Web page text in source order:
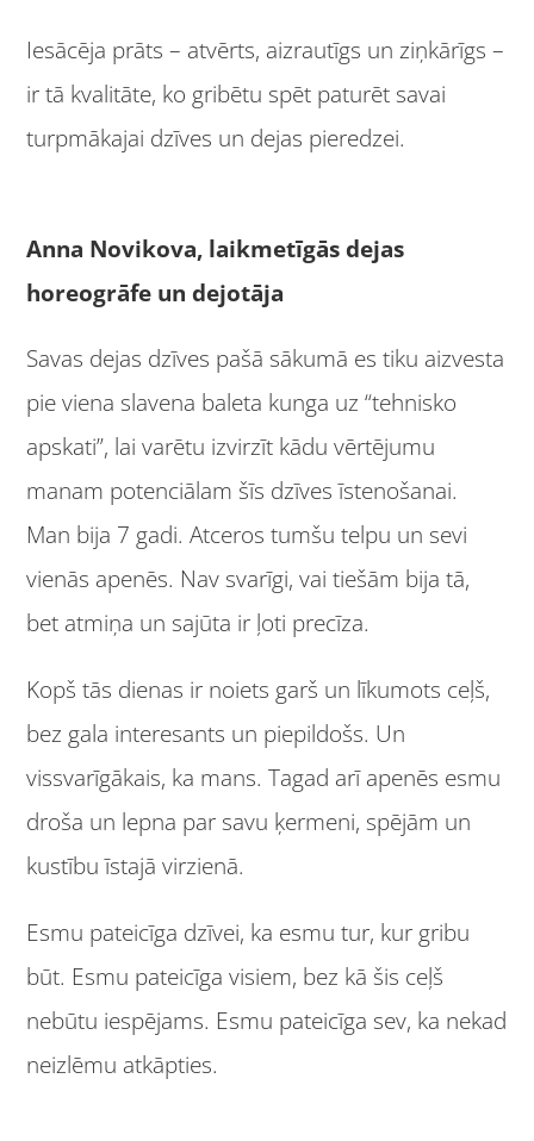
Iesācēja prāts – atvērts, aizrautīgs un ziņkārīgs –
ir tā kvalitāte, ko gribētu spēt paturēt savai
turpmākajai dzīves un dejas pieredzei.
Anna Novikova, laikmetīgās dejas
horeogrāfe un dejotāja
Savas dejas dzīves pašā sākumā es tiku aizvesta
pie viena slavena baleta kunga uz “tehnisko
apskati”, lai varētu izvirzīt kādu vērtējumu
manam potenciālam šīs dzīves īstenošanai.
Man bija 7 gadi. Atceros tumšu telpu un sevi
vienās apenēs. Nav svarīgi, vai tiešām bija tā,
bet atmiņa un sajūta ir ļoti precīza.
Kopš tās dienas ir noiets garš un līkumots ceļš,
bez gala interesants un piepildošs. Un
vissvarīgākais, ka mans. Tagad arī apenēs esmu
droša un lepna par savu ķermeni, spējām un
kustību īstajā virzienā.
Esmu pateicīga dzīvei, ka esmu tur, kur gribu
būt. Esmu pateicīga visiem, bez kā šis ceļš
nebūtu iespējams. Esmu pateicīga sev, ka nekad
neizlēmu atkāpties.